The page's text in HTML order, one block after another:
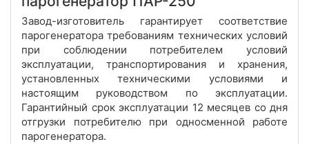
Завод-изготовитель гарантирует соответствие
парогенератора требованиям технических условий
при соблюдении потребителем условий
эксплуатации, транспортирования и хранения,
установленных техническими условиями и
настоящим руководством по эксплуатации.
Гарантийный срок эксплуатации 12 месяцев со дня
отгрузки потребителю при односменной работе
парогенератора.